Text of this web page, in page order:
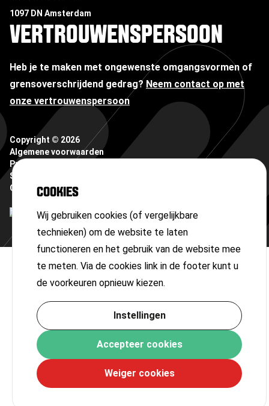
COOKIES
Wij gebruiken cookies (of vergelijkbare
technieken) om de website te laten
functioneren en het gebruik van de website mee
te meten. Via de cookies link in de footer kunt u
de voorkeuren opnieuw kiezen.
Instellingen
Accepteer cookies
Weiger cookies
1097 DN Amsterdam
VERTROUWENSPERSOON
Heb je te maken met ongewenste omgangsvormen of
grensoverschrijdend gedrag? Neem contact op met
onze vertrouwenspersoon
Copyright © 2026
Algemene voorwaarden
Privacyverklaring
Sitemap
Cookies